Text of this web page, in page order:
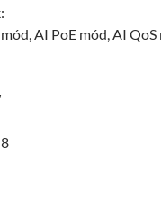
AI PoE mód, AI QoS